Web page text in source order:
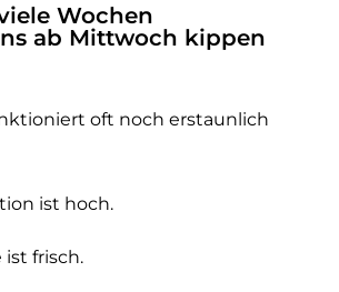
Wochen
ab Mittwoch kippen
oft noch erstaunlich
ist hoch.
ist frisch.